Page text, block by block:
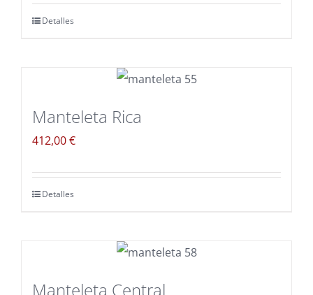
Detalles
Manteleta Rica
412,00€
Detalles
Manteleta Central